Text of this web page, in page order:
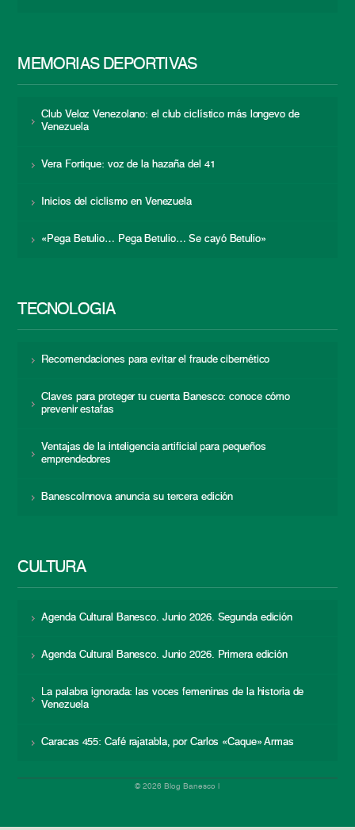
MEMORIAS DEPORTIVAS
Club Veloz Venezolano: el club ciclístico más longevo de
Venezuela
Vera Fortique: voz de la hazaña del 41
Inicios del ciclismo en Venezuela
«Pega Betulio… Pega Betulio… Se cayó Betulio»
TECNOLOGÍA
Recomendaciones para evitar el fraude cibernético
Claves para proteger tu cuenta Banesco: conoce cómo
prevenir estafas
Ventajas de la inteligencia artificial para pequeños
emprendedores
BanescoInnova anuncia su tercera edición
CULTURA
Agenda Cultural Banesco. Junio 2026. Segunda edición
Agenda Cultural Banesco. Junio 2026. Primera edición
La palabra ignorada: las voces femeninas de la historia de
Venezuela
Caracas 455: Café rajatabla, por Carlos «Caque» Armas
© 2026 Blog Banesco |